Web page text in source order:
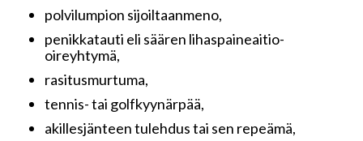
polvilumpion sijoiltaanmeno,
penikkatauti eli säären lihaspaineaitio-
oireyhtymä,
rasitusmurtuma,
tennis- tai golfkyynärpää,
akillesjänteen tulehdus tai sen repeämä,